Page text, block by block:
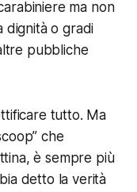
ma non
dignità o gradi
pubbliche
tutto. Ma
che
è sempre più
detto la verità